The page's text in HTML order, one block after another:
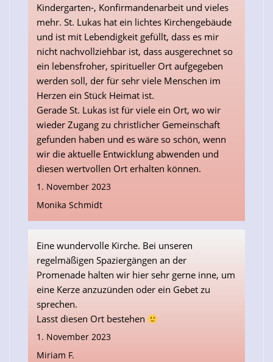
Kindergarten-, Konfirmandenarbeit und vieles
mehr. St. Lukas hat ein lichtes Kirchengebäude
und ist mit Lebendigkeit gefüllt, dass es mir
nicht nachvollziehbar ist, dass ausgerechnet so
ein lebensfroher, spiritueller Ort aufgegeben
werden soll, der für sehr viele Menschen im
Herzen ein Stück Heimat ist.
Gerade St. Lukas ist für viele ein Ort, wo wir
wieder Zugang zu christlicher Gemeinschaft
gefunden haben und es wäre so schön, wenn
wir die aktuelle Entwicklung abwenden und
diesen wertvollen Ort erhalten können.
1. November 2023
Monika Schmidt
Eine wundervolle Kirche. Bei unseren
regelmäßigen Spaziergängen an der
Promenade halten wir hier sehr gerne inne, um
eine Kerze anzuzünden oder ein Gebet zu
sprechen.
Lasst diesen Ort bestehen
1. November 2023
Miriam F.